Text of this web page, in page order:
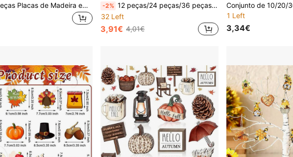
20/10 peças Placas de Madeira em Arco Gótico Acabadas, Escudo de Madeira de Tília, Artesanato em Arco de Madeira Acabada, Artesanato para Projetos DIY, Design de Arco Elegante Adiciona um Toque Único aos Seus Projetos, Adequado para Várias Atividades DIY. Várias Festas, Pendurar em Portas de Quartos, Paredes, Entradas, Use-os para Criar Placas Personalizadas, Decorações de Feriados, Decorações de Casamento ou Presentes Personalizados. A Sua Versatilidade Torna-o uma Adição Valiosa à Caixa de Ferramentas de Qualquer Artesão. -2% 12 peças/24 peças/36 peças decorações de madeira de verão, decoração de árvore de praia oceânica, conchas náuticas costeiras e fatias de madeira de peixe, decoração de parede de verão, decoração de festa de árvore pequena; inclui tartarugas, estrelas do mar, cavalos-marinhos etc., conjunto completo, padrões vívidos, cores vibrantes - um lindo conjunto de decoração! Eles podem ser pendurados em paredes, portas da frente, janelas, lareiras, etc.; também adequados para festas na praia, para criar um lindo cenário em sua casa!
32 Left
3,91€ 4,01€
1 Left
3,34€